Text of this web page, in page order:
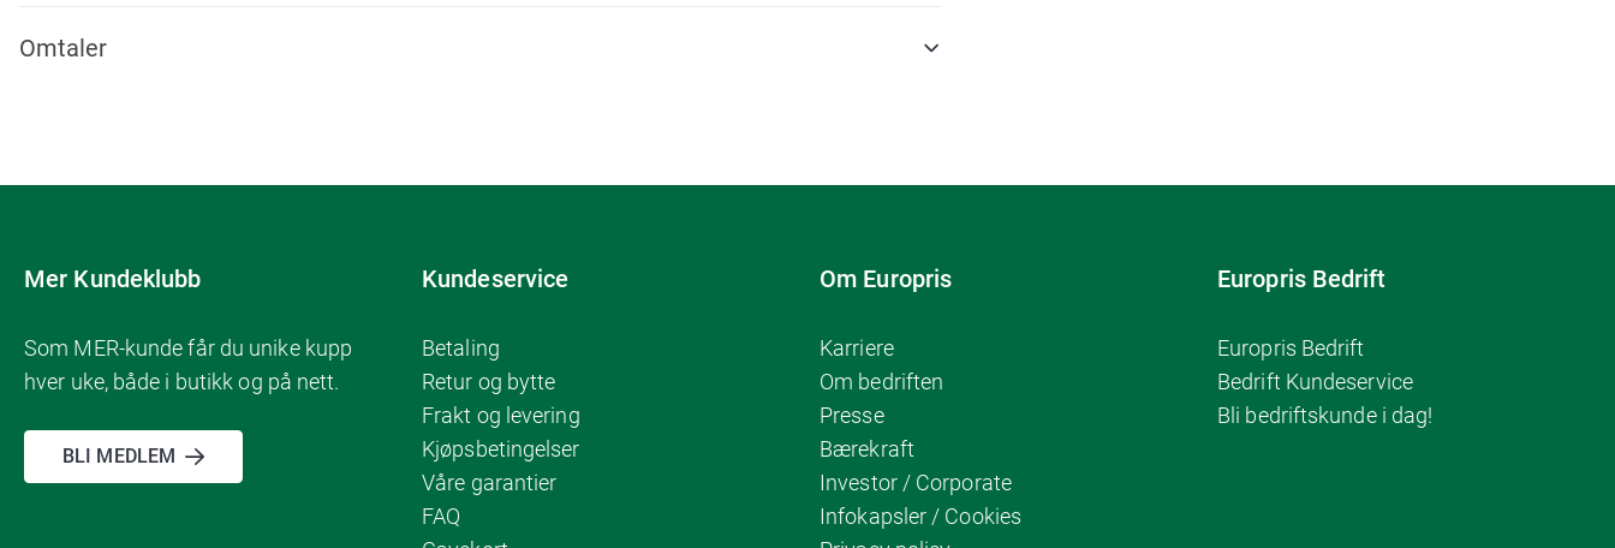
Omtaler
Mer Kundeklubb
Som MER-kunde får du unike kupp
hver uke, både i butikk og på nett.
BLI MEDLEM
Kundeservice
Betaling
Retur og bytte
Frakt og levering
Kjøpsbetingelser
Våre garantier
FAQ
Om Europris
Karriere
Om bedriften
Presse
Bærekraft
Investor / Corporate
Infokapsler / Cookies
Europris Bedrift
Europris Bedrift
Bedrift Kundeservice
Bli bedriftskunde i dag!